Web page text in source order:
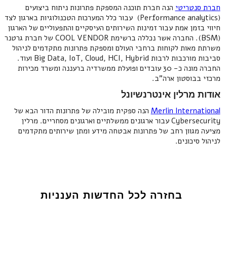
חברת סנטריטי הנה חברת תוכנה המספקת פתרונות ניתוח ביצועים
(Performance analytics) עבור כלל המערכות הטכנולוגיות בארגון לצד
חיווי בזמן אמת עבור זמינות השירותים העיסקיים והתפעוליים של הארגון
(BSM). החברה אשר נכללה ברשימת COOL VENDOR של חברת גרטנר
משרתת מאות לקוחות ברחבי העולם ומספקת פתרונות מתקדמים לניהול
סביבות מורכבות לרבות Big Data, IoT, Cloud, HCI, Hybrid ועוד.
החברה מונה כ- 30 עובדים ופועלת ממשרדיה ברעננה ומשרד מכירות
מרכזי בבוסטון ארה"ב.
אודות מרלין אינטרנשיונל
Merlin International הנה ספקית מובילה של פתרונות הדור הבא של
Cybersecurity עבור ארגונים ממשלתיים וארגונים מסחריים. מרלין
מציעה מגוון רחב של פתרונות אבטחה מידע ומתן שירותים מתקדמים
לניהול סיכונים.
בחזרה לכל החדשות הענניות